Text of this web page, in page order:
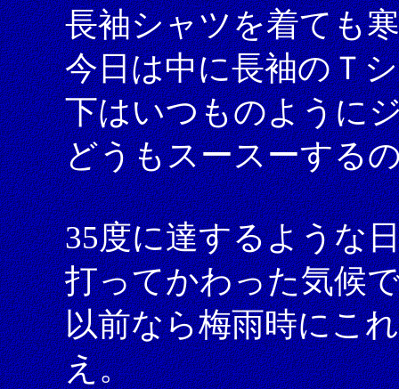
長袖シャツを着ても
今日は中に長袖のＴ
下はいつものように
どうもスースーする
35度に達するような
打ってかわった気候
以前なら梅雨時にこ
え。